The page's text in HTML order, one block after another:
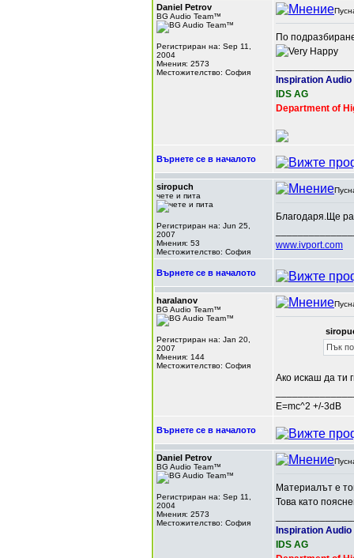
Daniel Petrov
BG Audio Team™
Регистриран на: Sep 11,
2004
Мнения: 2573
Местожителство: София
По
Inspiration Audio
IDS AG
Department of
Върнете се в началото
siropuch
чете и пита
Регистриран на: Jun 25,
2007
Мнения: 53
Местожителство: София
Благодаря.Ще
www.ivport.com
Върнете се в началото
haralanov
BG Audio Team™
Регистриран на: Jan 20,
2007
Мнения: 144
Местожителство: София
Пък
Ако искаш да ти
E=mc^2 +/-3dB
Върнете се в началото
Daniel Petrov
BG Audio Team™
Регистриран на: Sep 11,
2004
Мнения: 2573
Местожителство: София
Материалът е
Това като
Inspiration Audio
IDS AG